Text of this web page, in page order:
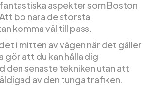
aspekter som Boston
bo nära de största
komma väl till pass.
i mitten av vägen när det gäller
att du kan hålla dig
den senaste tekniken utan att
av den tunga trafiken.